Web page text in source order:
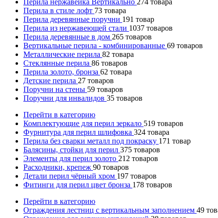
Перила нержавейка Вертикально 274 товара
Перила в стиле лофт 73 товара
Перила деревянные поручни 191 товар
Перила из нержавеющей стали 1037 товаров
Перила деревянные в дом 265 товаров
Вертикальные перила - комбинированные 69 товаров
Металлические перила 82 товара
Стеклянные перила 86 товаров
Перила золото, бронза 62 товара
Детские перила 27 товаров
Поручни на стены 59 товаров
Поручни для инвалидов 35 товаров
Перейти в категорию
Комплектующие для перил зеркало 519 товаров
Фурнитура для перил шлифовка 324 товара
Перила без сварки металл под покраску 171 товар
Балясины, стойки для перил 375 товаров
Элементы для перил золото 212 товаров
Расходники, крепеж 90 товаров
Детали перил чёрный хром 197 товаров
Фитинги для перил цвет бронза 178 товаров
Перейти в категорию
Ограждения лестниц с вертикальным заполнением 49